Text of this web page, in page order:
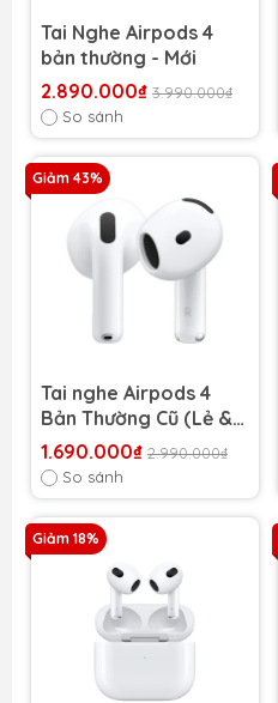
Tai Nghe Airpods 4
bản thường - Mới
2.890.000₫ 3.990.000₫
So sánh
Giảm 43%
Tai nghe Airpods 4
Bản Thường Cũ (Lẻ &
Bộ)
1.690.000₫ 2.990.000₫
So sánh
Giảm 18%